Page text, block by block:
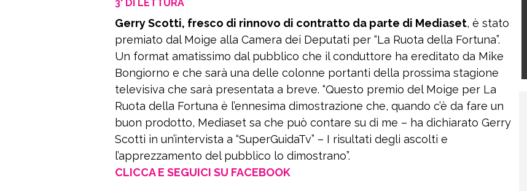
3' DI LETTURA
Gerry Scotti, fresco di rinnovo di contratto da parte di Mediaset, è stato
premiato dal Moige alla Camera dei Deputati per “La Ruota della Fortuna”.
Un format amatissimo dal pubblico che il conduttore ha ereditato da Mike
Bongiorno e che sarà una delle colonne portanti della prossima stagione
televisiva che sarà presentata a breve. “Questo premio del Moige per La
Ruota della Fortuna è l’ennesima dimostrazione che, quando c’è da fare un
buon prodotto, Mediaset sa che può contare su di me – ha dichiarato Gerry
Scotti in un’intervista a “SuperGuidaTv” – I risultati degli ascolti e
l’apprezzamento del pubblico lo dimostrano”.
CLICCA E SEGUICI SU FACEBOOK